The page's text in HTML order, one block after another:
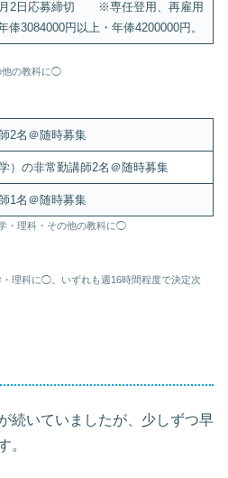
月2日応募締切 ※専任登用、再雇用
俸3084000円以上・年俸4200000円。
他の教科に◯
2名＠随時募集
）の非常勤講師2名＠随時募集
1名＠随時募集
・理科・その他の教科に◯
理科に◯。いずれも週16時間程度で決定次
続いていましたが、少しずつ早
。